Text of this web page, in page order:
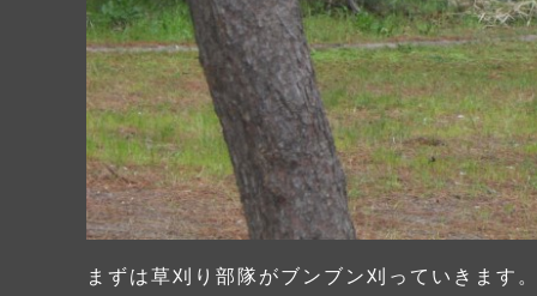
まずは草刈り部隊がブンブン刈っていきます